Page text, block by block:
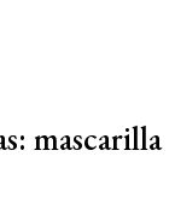
mascarilla